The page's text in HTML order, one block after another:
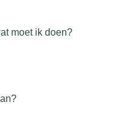
moet ik doen?